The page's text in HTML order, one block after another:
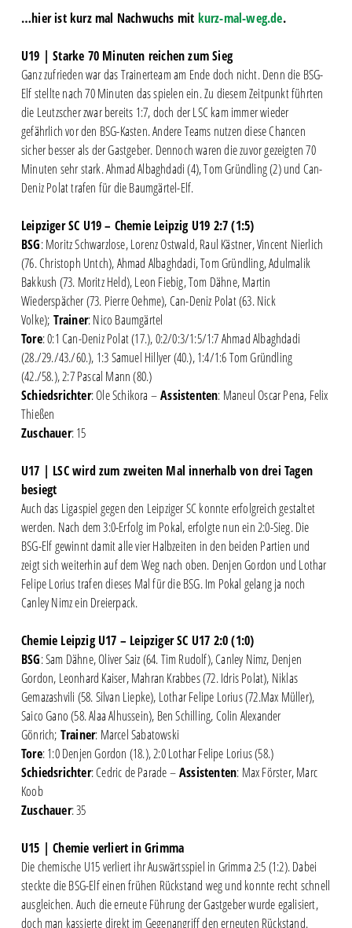
…hier ist kurz mal Nachwuchs mit kurz-mal-weg.de.
U19 | Starke 70 Minuten reichen zum Sieg
Ganz zufrieden war das Trainerteam am Ende doch nicht. Denn die BSG-
Elf stellte nach 70 Minuten das spielen ein. Zu diesem Zeitpunkt führten
die Leutzscher zwar bereits 1:7, doch der LSC kam immer wieder
gefährlich vor den BSG-Kasten. Andere Teams nutzen diese Chancen
sicher besser als der Gastgeber. Dennoch waren die zuvor gezeigten 70
Minuten sehr stark. Ahmad Albaghdadi (4), Tom Gründling (2) und Can-
Deniz Polat trafen für die Baumgärtel-Elf.
Leipziger SC U19 – Chemie Leipzig U19 2:7 (1:5)
BSG: Moritz Schwarzlose, Lorenz Ostwald, Raul Kästner, Vincent Nierlich
(76. Christoph Untch), Ahmad Albaghdadi, Tom Gründling, Adulmalik
Bakkush (73. Moritz Held), Leon Fiebig, Tom Dähne, Martin
Wiederspächer (73. Pierre Oehme), Can-Deniz Polat (63. Nick
Volke); Trainer: Nico Baumgärtel
Tore: 0:1 Can-Deniz Polat (17.), 0:2/0:3/1:5/1:7 Ahmad Albaghdadi
(28./29./43./60.), 1:3 Samuel Hillyer (40.), 1:4/1:6 Tom Gründling
(42./58.), 2:7 Pascal Mann (80.)
Schiedsrichter: Ole Schikora –Assistenten: Maneul Oscar Pena, Felix
Thießen
Zuschauer: 15
U17 | LSC wird zum zweiten Mal innerhalb von drei Tagen
besiegt
Auch das Ligaspiel gegen den Leipziger SC konnte erfolgreich gestaltet
werden. Nach dem 3:0-Erfolg im Pokal, erfolgte nun ein 2:0-Sieg. Die
BSG-Elf gewinnt damit alle vier Halbzeiten in den beiden Partien und
zeigt sich weiterhin auf dem Weg nach oben. Denjen Gordon und Lothar
Felipe Lorius trafen dieses Mal für die BSG. Im Pokal gelang ja noch
Canley Nimz ein Dreierpack.
Chemie Leipzig U17 – Leipziger SC U17 2:0 (1:0)
BSG: Sam Dähne, Oliver Saiz (64. Tim Rudolf), Canley Nimz, Denjen
Gordon, Leonhard Kaiser, Mahran Krabbes (72. Idris Polat), Niklas
Gemazashvili (58. Silvan Liepke), Lothar Felipe Lorius (72.Max Müller),
Saico Gano (58. Alaa Alhussein), Ben Schilling, Colin Alexander
Gönrich; Trainer: Marcel Sabatowski
Tore: 1:0 Denjen Gordon (18.), 2:0 Lothar Felipe Lorius (58.)
Schiedsrichter: Cedric de Parade –Assistenten: Max Förster, Marc
Koob
Zuschauer: 35
U15 | Chemie verliert in Grimma
Die chemische U15 verliert ihr Auswärtsspiel in Grimma 2:5 (1:2). Dabei
steckte die BSG-Elf einen frühen Rückstand weg und konnte recht schnell
ausgleichen. Auch die erneute Führung der Gastgeber wurde egalisiert,
doch man kassierte direkt im Gegenangriff den erneuten Rückstand.